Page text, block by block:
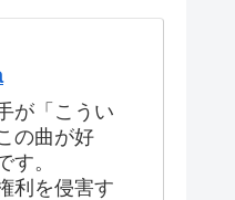
が「こうい
の曲が好
す。
利を侵害す